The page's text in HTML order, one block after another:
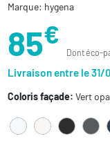
Marque: hygena
85€
Dont éco-
Livraison entre le 31/
Coloris façade: Vert